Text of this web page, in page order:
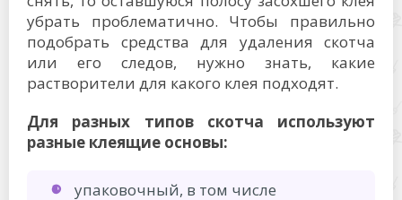
убрать проблематично. Чтобы правильно
подобрать средства для удаления скотча
или его следов, нужно знать, какие
растворители для какого клея подходят.
Для разных типов скотча используют
разные клеящие основы:
упаковочный, в том числе